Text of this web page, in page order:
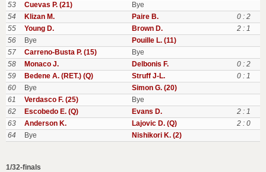
53
Cuevas P. (21)
Bye
54
Klizan M. Paire B.
0 : 2
55
Young D. Brown D.
2 : 1
56
Bye
Pouille L. (11)
57
Carreno-Busta P. (15)
Bye
58
Monaco J. Delbonis F.
0 : 2
59
Bedene A. (RET.) (Q) Struff J-L.
0 : 1
60
Bye
Simon G. (20)
61
Verdasco F. (25)
Bye
62
Escobedo E. (Q) Evans D.
2 : 1
63
Anderson K. Lajovic D. (Q)
2 : 0
64
Bye Nishikori K. (2)
1/32-finals